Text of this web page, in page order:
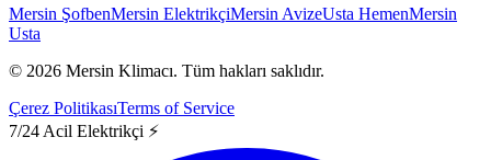
Mersin ŞofbenMersin ElektrikçiMersin AvizeUsta HemenMersin
Usta
© 2026 Mersin Klimacı. Tüm hakları saklıdır.
Çerez PolitikasıTerms of Service
7/24 Acil Elektrikçi ⚡